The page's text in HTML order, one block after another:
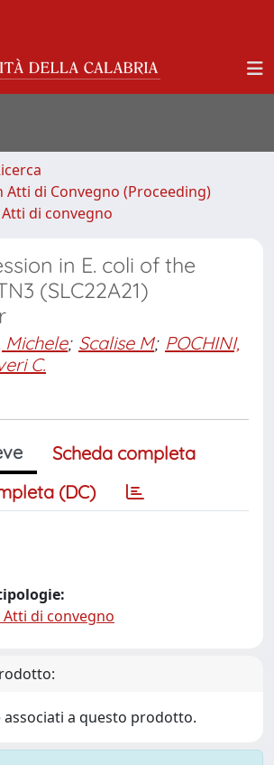
di Convegno (Proceeding)
di convegno
in E. coli of the
(SLC22A21)
Michele; Scalise M; POCHINI,
C.
Scheda completa
(DC)
di convegno
associati a questo prodotto.